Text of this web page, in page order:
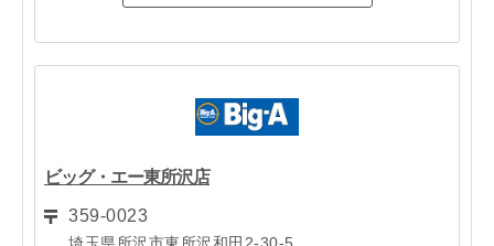
ビッグ・エー東所沢店
359-0023